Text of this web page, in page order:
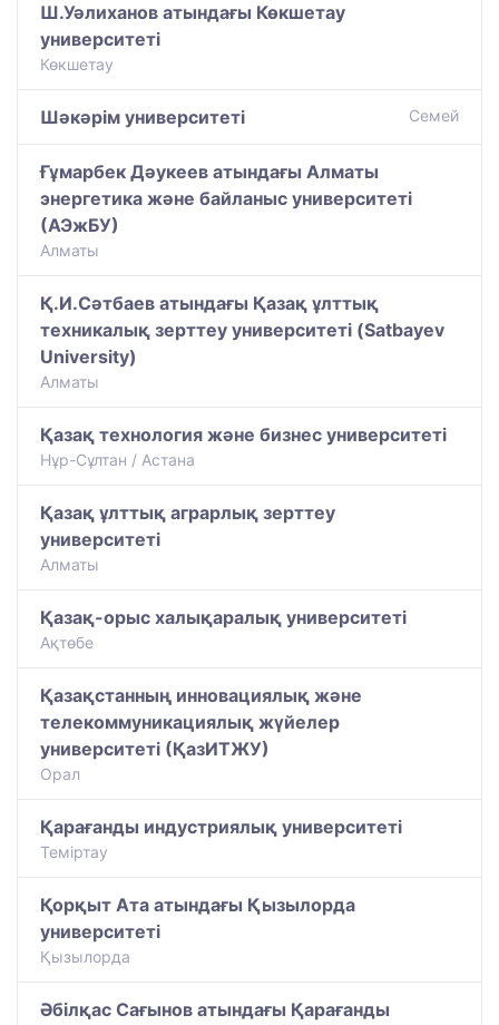
Ш.Уәлиханов атындағы Көкшетау
университетi
Көкшетау
Шәкәрім университеті Семей
Ғұмарбек Дәукеев атындағы Алматы
энергетика және байланыс университеті
(АЭжБУ)
Алматы
Қ.И.Сәтбаев атындағы Қазақ ұлттық
техникалық зерттеу университеті (Satbayev
University)
Алматы
Қазақ технология және бизнес университеті
Нұр-Сұлтан / Астана
Қазақ ұлттық аграрлық зерттеу
университеті
Алматы
Қазақ-орыс халықаралық университеті
Ақтөбе
Қазақстанның инновациялық және
телекоммуникациялық жүйелер
университеті (ҚазИТЖУ)
Орал
Қарағанды индустриялық университеті
Теміртау
Қорқыт Ата атындағы Қызылорда
университеті
Қызылорда
Әбілқас Сағынов атындағы Қарағанды